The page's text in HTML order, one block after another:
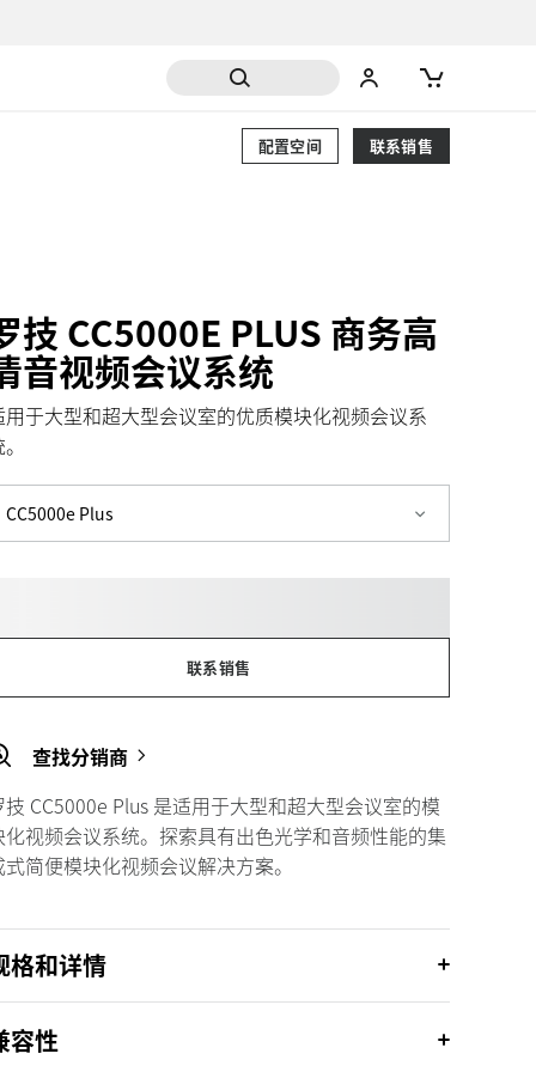
联系销售
配置空间
技 CC5000E PLUS 商务高
音视频会议系统
用于大型和超大型会议室的优质模块化视频会议系
CC5000e Plus
联系销售
查找分销商
技 CC5000e Plus 是适用于大型和超大型会议室的模
化视频会议系统。探索具有出色光学和音频性能的集
式简便模块化视频会议解决方案。
格和详情
容性